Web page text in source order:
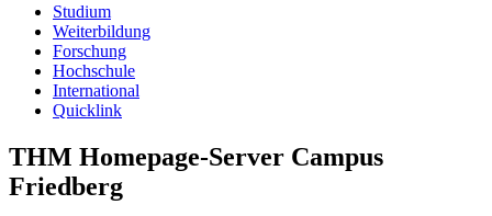
Studium
Weiterbildung
Forschung
Hochschule
International
Quicklink
THM Homepage-Server Campus
Friedberg